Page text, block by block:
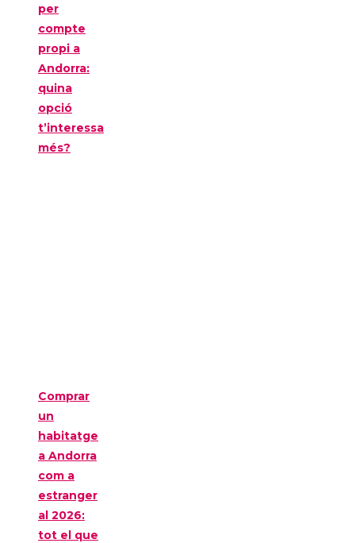
per
compte
propi a
Andorra:
quina
opció
t’interessa
més?
Comprar
un
habitatge
a Andorra
com a
estranger
al 2026:
tot el que